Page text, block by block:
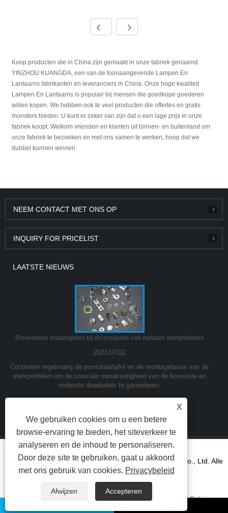
Koop producten die in China zijn gemaakt in onze fabriek genaamd
YINZHOU KUANGDA, een van de toonaangevende Lampen En
Lantaarns fabrikanten en leveranciers in China. Onze hoge kwaliteit
Lampen En Lantaarns is populair bij mensen die goedkope goederen
willen kopen. We hebben ook te veel producten die offertes en gratis
monsters bieden. U kunt er zeker van zijn dat u een lage prijs in onze
fabriek koopt. Welkom vrienden en klanten uit binnen- en buitenland om
onze fabriek te bezoeken en met ons samen te werken, hoop dat we
dubbel kunnen winnen.
NEEM CONTACT MET ONS OP
INQUIRY FOR PRICELIST
LAATSTE NIEUWS
Preventieve maatregelen bij de productie van metalen stempeldelen
2021/07/22
Controleer regelmatig de ponsdraaitafel en de montagebasis van de
stempeldelen om de coaxiale nauwkeurigheid van de bovenste en
onderste draaitafels te garanderen.
Copyright © 2021Ningbo Yinzhou Kuangda Trading Co., Ltd. Alle
Privacy Policy
X
We gebruiken cookies om u een betere
browse-ervaring te bieden, het siteverkeer te
analyseren en de inhoud te personaliseren.
Door deze site te gebruiken, gaat u akkoord
met ons gebruik van cookies. Privacybeleid
Afwijzen Accepteren